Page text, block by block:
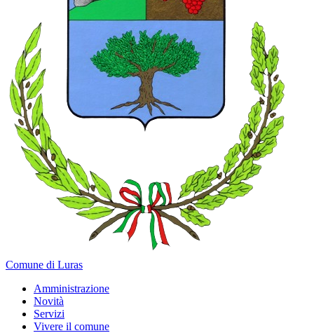
Comune di Luras
Amministrazione
Novità
Servizi
Vivere il comune